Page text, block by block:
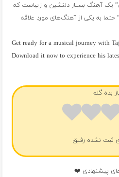
یک آهنگ بسیار دلنشین و زیباست که
حتما به یکی از آهنگ‌های مورد علاقه
Get ready for a musical journey with
Download it now to experience his
بده گلم
ثبت نشده رفیق
پیشنهادی ❤️